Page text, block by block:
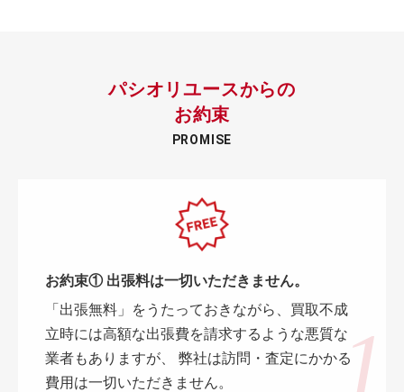
パシオリユースからの
お約束
PROMISE
お約束① 出張料は一切いただきません。
「出張無料」をうたっておきながら、買取不成
立時には高額な出張費を請求するような悪質な
業者もありますが、 弊社は訪問・査定にかかる
費用は一切いただきません。